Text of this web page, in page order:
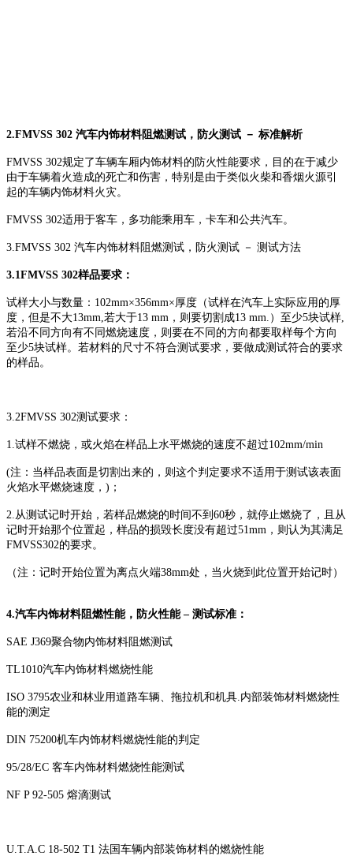
2.FMVSS 302 汽车内饰材料阻燃测试，防火测试 － 标准解析
FMVSS 302规定了车辆车厢内饰材料的防火性能要求，目的在于减少
由于车辆着火造成的死亡和伤害，特别是由于类似火柴和香烟火源引
起的车辆内饰材料火灾。
FMVSS 302适用于客车，多功能乘用车，卡车和公共汽车。
3.FMVSS 302 汽车内饰材料阻燃测试，防火测试 － 测试方法
3.1FMVSS 302样品要求：
试样大小与数量：102mm×356mm×厚度（试样在汽车上实际应用的厚
度，但是不大13mm,若大于13 mm，则要切割成13 mm.）至少5块试样,
若沿不同方向有不同燃烧速度，则要在不同的方向都要取样每个方向
至少5块试样。若材料的尺寸不符合测试要求，要做成测试符合的要求
的样品。
3.2FMVSS 302测试要求：
1.试样不燃烧，或火焰在样品上水平燃烧的速度不超过102mm/min
(注：当样品表面是切割出来的，则这个判定要求不适用于测试该表面
火焰水平燃烧速度，)；
2.从测试记时开始，若样品燃烧的时间不到60秒，就停止燃烧了，且从
记时开始那个位置起，样品的损毁长度没有超过51mm，则认为其满足
FMVSS302的要求。
（注：记时开始位置为离点火端38mm处，当火烧到此位置开始记时）
4.汽车内饰材料阻燃性能，防火性能 – 测试标准：
SAE J369聚合物内饰材料阻燃测试
TL1010汽车内饰材料燃烧性能
ISO 3795农业和林业用道路车辆、拖拉机和机具.内部装饰材料燃烧性
能的测定
DIN 75200机车内饰材料燃烧性能的判定
95/28/EC 客车内饰材料燃烧性能测试
NF P 92-505 熔滴测试
U.T.A.C 18-502 T1 法国车辆内部装饰材料的燃烧性能